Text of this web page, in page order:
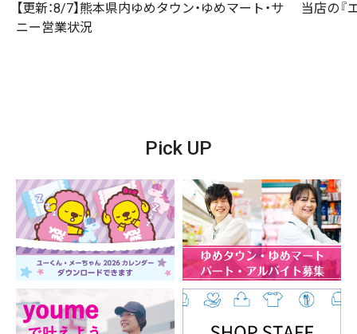
【更新：8/7】熊本県内ゆめタウン・ゆめマート・サ
ニー営業状況
当店の『
Pick UP